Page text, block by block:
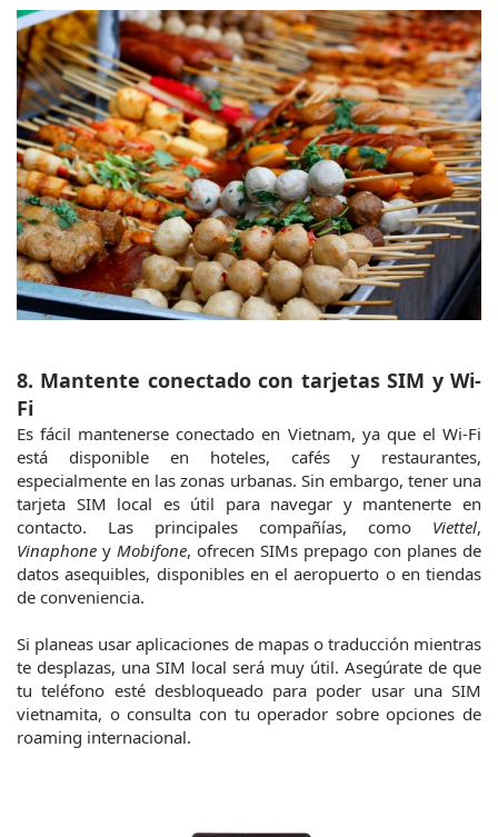
8. Mantente conectado con tarjetas SIM y Wi-
Fi
Es fácil mantenerse conectado en Vietnam, ya que el Wi-Fi
está disponible en hoteles, cafés y restaurantes,
especialmente en las zonas urbanas. Sin embargo, tener una
tarjeta SIM local es útil para navegar y mantenerte en
contacto. Las principales compañías, como Viettel
Vinaphone y Mobifone, ofrecen SIMs prepago con planes de
datos asequibles, disponibles en el aeropuerto o en tiendas
de conveniencia.
Si planeas usar aplicaciones de mapas o traducción mientras
te desplazas, una SIM local será muy útil. Asegúrate de que
tu teléfono esté desbloqueado para poder usar una SIM
vietnamita, o consulta con tu operador sobre opciones de
roaming internacional.